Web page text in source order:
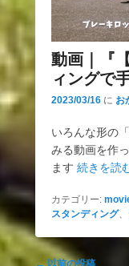
動画｜『
ィングで
2023/03/16 に お
いろんな形の
みる動画を作
ます 続きを読
カテゴリー:
スタンディング、
投